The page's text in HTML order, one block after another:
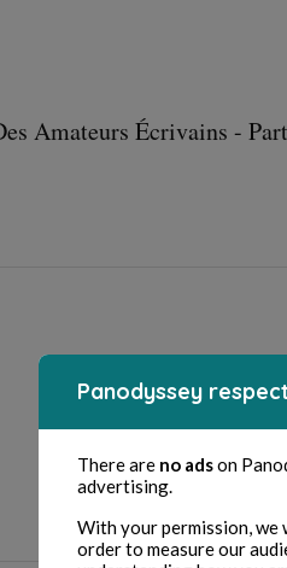
Amateurs Écrivains -
Panodyssey
There are no adson
advertising.
With your permission, we
order to measure our